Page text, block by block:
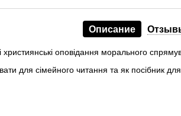
Описание
християнські оповідання морального
для сімейного читання та як посібник для